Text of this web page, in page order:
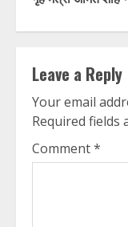
Leave a Reply
Your email
Required fields
Comment*